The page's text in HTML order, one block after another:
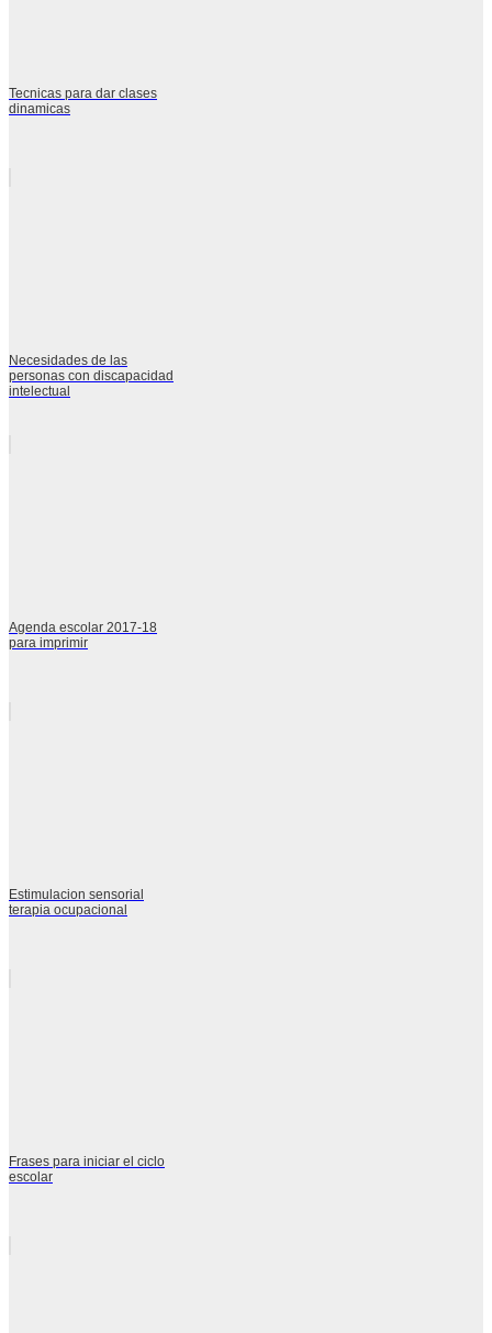
Tecnicas para dar clases
dinamicas
Necesidades de las
personas con discapacidad
intelectual
Agenda escolar 2017-18
para imprimir
Estimulacion sensorial
terapia ocupacional
Frases para iniciar el ciclo
escolar